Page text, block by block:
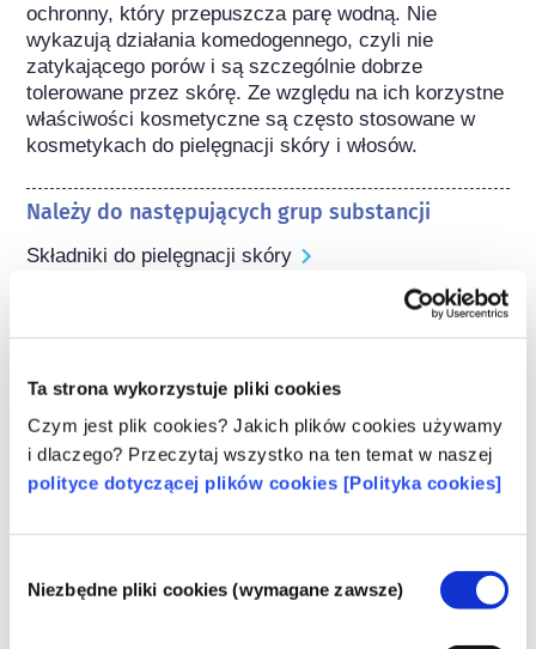
Ta strona wykorzystuje pliki cookies
Czym jest plik cookies? Jakich plików cookies używamy
i dlaczego? Przeczytaj wszystko na ten temat w naszej
polityce dotyczącej plików cookies [Polityka cookies]
zgody
Niezbędne pliki cookies (wymagane zawsze)
ochronny, który przepuszcza parę wodną. Nie
wykazują działania komedogennego, czyli nie
zatykającego porów i są szczególnie dobrze
tolerowane przez skórę. Ze względu na ich korzystne
właściwości kosmetyczne są często stosowane w
kosmetykach do pielęgnacji skóry i włosów.
Należy do następujących grup substancji
Składniki do pielęgnacji skóry
Składniki zagęszczające (zagęstniki) / regulatory
Regulacje dotyczące kosmetyków
Składniki kosmetyków podlegają regulacjom
prawnym. Należy pamiętać, że w przypadku
składników kosmetycznych, poza UE mogą
obowiązywać inne przepisy.
Poznaj swoje kosmetyki